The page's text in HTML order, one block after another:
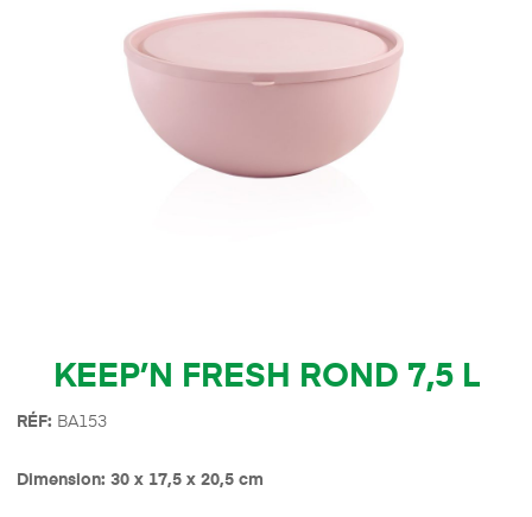
KEEP’N FRESH ROND 7,5 L
R É F: BA153
Dimension: 30 x 17,5 x 20,5 cm